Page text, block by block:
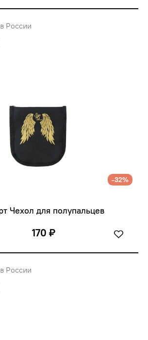
России
-32%
Чехол для полупальцев
170 ₽
России